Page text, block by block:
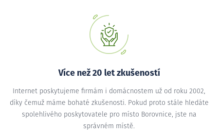
Více než 20 let zkušeností
Internet poskytujeme firmám i domácnostem už od roku 2002,
díky čemuž máme bohaté zkušenosti. Pokud proto stále hledáte
spolehlivého poskytovatele pro místo Borovnice, jste na
správném místě.